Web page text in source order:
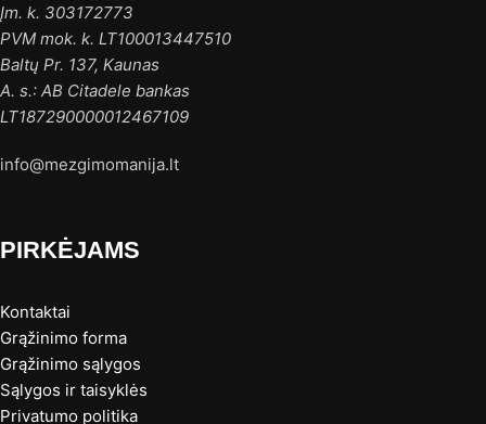
Įm. k. 303172773
PVM mok. k. LT100013447510
Baltų Pr. 137, Kaunas
A. s.: AB Citadele bankas
LT187290000012467109
info@mezgimomanija.lt
PIRKĖJAMS
Kontaktai
Grąžinimo forma
Grąžinimo sąlygos
Sąlygos ir taisyklės
Privatumo politika